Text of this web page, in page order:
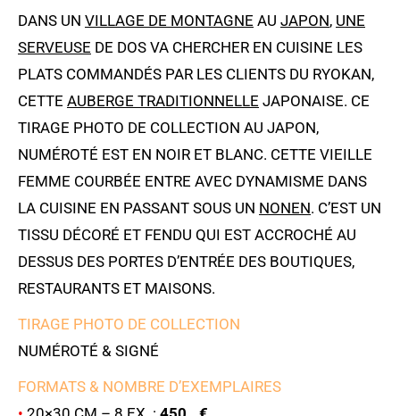
DANS UN VILLAGE DE MONTAGNE AU JAPON, UNE
SERVEUSE DE DOS VA CHERCHER EN CUISINE LES
PLATS COMMANDÉS PAR LES CLIENTS DU RYOKAN,
CETTE AUBERGE TRADITIONNELLE JAPONAISE. CE
TIRAGE PHOTO DE COLLECTION AU JAPON,
NUMÉROTÉ EST EN NOIR ET BLANC. CETTE VIEILLE
FEMME COURBÉE ENTRE AVEC DYNAMISME DANS
LA CUISINE EN PASSANT SOUS UN NONEN. C’EST UN
TISSU DÉCORÉ ET FENDU QUI EST ACCROCHÉ AU
DESSUS DES PORTES D’ENTRÉE DES BOUTIQUES,
RESTAURANTS ET MAISONS.
TIRAGE PHOTO DE COLLECTION
NUMÉROTÉ & SIGNÉ
FORMATS & NOMBRE D’EXEMPLAIRES